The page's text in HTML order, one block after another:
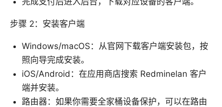
步骤 2：安装客户端
Windows/macOS：从官网下载客户端安装包，按
照向导完成安装。
iOS/Android：在应用商店搜索 Redminelan 客户
端并安装。
路由器：如果你需要全家桶设备保护，可以在路由